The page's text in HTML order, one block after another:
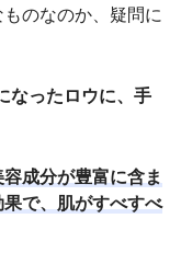
のなのか、疑問に
なったロウに、手
容成分が豊富に含ま
で、肌がすべすべ